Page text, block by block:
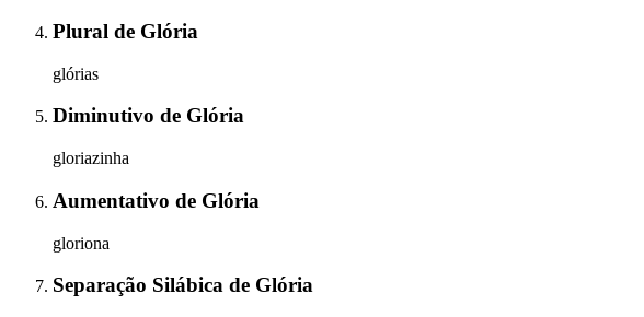
Plural de Glória
glórias
Diminutivo de Glória
gloriazinha
Aumentativo de Glória
gloriona
Separação Silábica de Glória